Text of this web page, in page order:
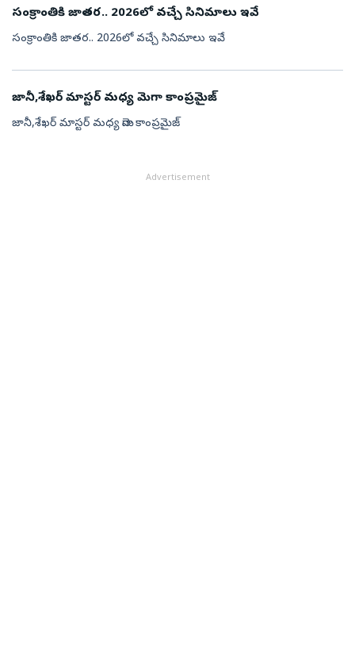
సంక్రాంతికి జాతర.. 2026లో వచ్చే సినిమాలు ఇవే
సంక్రాంతికి జాతర.. 2026లో వచ్చే సినిమాలు ఇవే
జానీ,శేఖర్ మాస్టర్ మధ్య మెగా కాంప్రమైజ్
జానీ,శేఖర్ మాస్టర్ మధ్య మెగా కాంప్రమైజ్
Advertisement